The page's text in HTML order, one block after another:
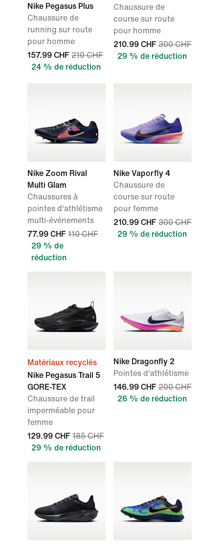
Nike Pegasus Plus
Chaussure de
running sur route
pour homme
157.99 CHF 210 CHF
24 % de réduction
Chaussure de
course sur route
pour homme
210.99 CHF 300 CHF
29 % de réduction
Nike Zoom Rival
Multi Glam
Chaussures à
pointes d'athlétisme
multi-événements
77.99 CHF 110 CHF
29 % de
réduction
Nike Vaporfly 4
Chaussure de
course sur route
pour femme
210.99 CHF 300 CHF
29 % de réduction
Matériaux recyclés
Nike Pegasus Trail 5
GORE-TEX
Chaussure de trail
imperméable pour
femme
129.99 CHF 185 CHF
29 % de réduction
Nike Dragonfly 2
Pointes d'athlétisme
146.99 CHF 200 CHF
26 % de réduction